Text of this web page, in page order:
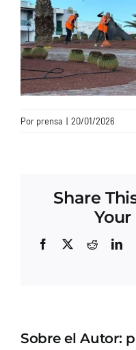
CONTACTO
Por prensa | 20/01/2026
Share
Facebook
X Reddit
Sobre el Autor: